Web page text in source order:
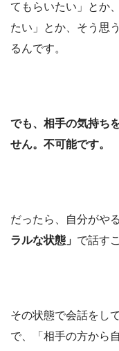
てもらいたい」とか
たい」とか、そう思
るんです。
でも、相手の気持ち
せん。不可能です。
だったら、自分がや
ラルな状態」 で話す
その状態で会話をし
で、「相手の方から